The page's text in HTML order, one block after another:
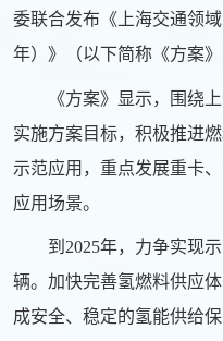
委联合发布《上海交通领
年）》（以下简称《方案》
《方案》显示，围绕
实施方案目标，积极推进
示范应用，重点发展重卡
应用场景。
到2025年，力争实现
辆。加快完善氢燃料供应
成安全、稳定的氢能供给